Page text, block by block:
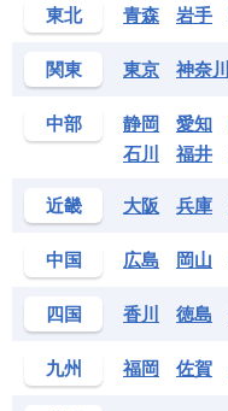
東北 青森 岩手
関東 東京 神奈川
中部 静岡 愛知
石川
福井
近畿 大阪 兵庫
中国 広島 岡山
四国 香川 徳島
九州 福岡 佐賀